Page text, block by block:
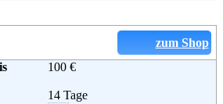
zum Shop
100 €
14 Tage